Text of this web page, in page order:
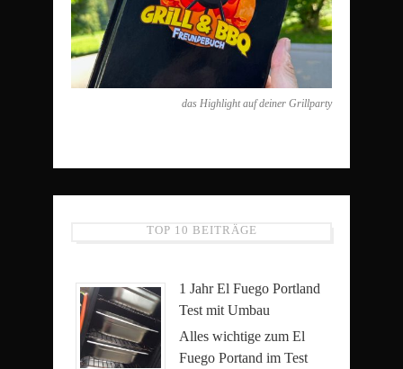
das Highlight auf deiner Grillparty
TOP 10 BEITRÄGE
1 Jahr El Fuego Portland
Test mit Umbau
Alles wichtige zum El
Fuego Portand im Test